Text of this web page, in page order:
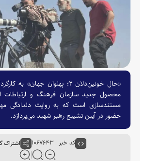
«حال خونین‌دلان ۲؛ پهلوان جهان»
محصول جدید سازمان فرهنگ و ارتباطات
مستندسازی است که به روایت دلدادگی
حضور در آیین تشییع رهبر شهید می‌پردازد.
کد خبر : ۱۰۶۷۶۴۳ اشتراک